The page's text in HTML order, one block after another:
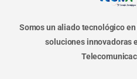
Somos un aliado tecnológico
soluciones innovadoras